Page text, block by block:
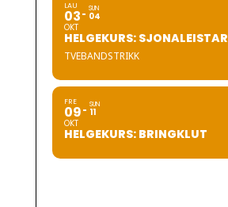
LAU
03
OKT
SUN
04
HELGEKURS: SJONALEISTAR
TVEBANDSTRIKK
FRE
09
OKT
SUN
11
HELGEKURS: BRINGKLUT